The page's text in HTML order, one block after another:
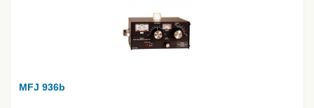
MFJ 936b